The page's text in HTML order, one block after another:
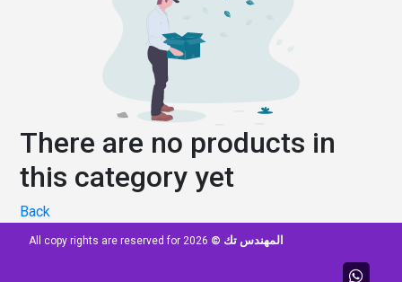
There are no products in
this category yet
Back
All copy rights are reserved for المهندس تك © 2026